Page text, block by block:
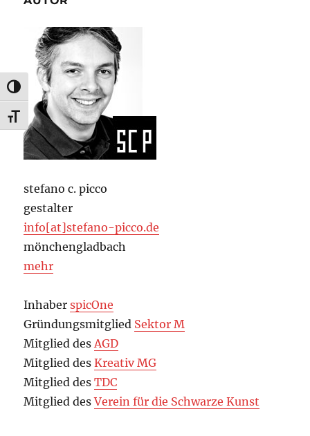
UMSCHALTEN AUF HOHE KONTRASTE
SCHRIFT VERGRÖSSERN
stefano c. picco
gestalter
info[at]stefano-picco.de
mönchengladbach
mehr
InhaberspicOne
Gründungsmitglied Sektor M
Mitglied desAGD
Mitglied desKreativ MG
Mitglied desTDC
Mitglied desVerein für die Schwarze Kunst